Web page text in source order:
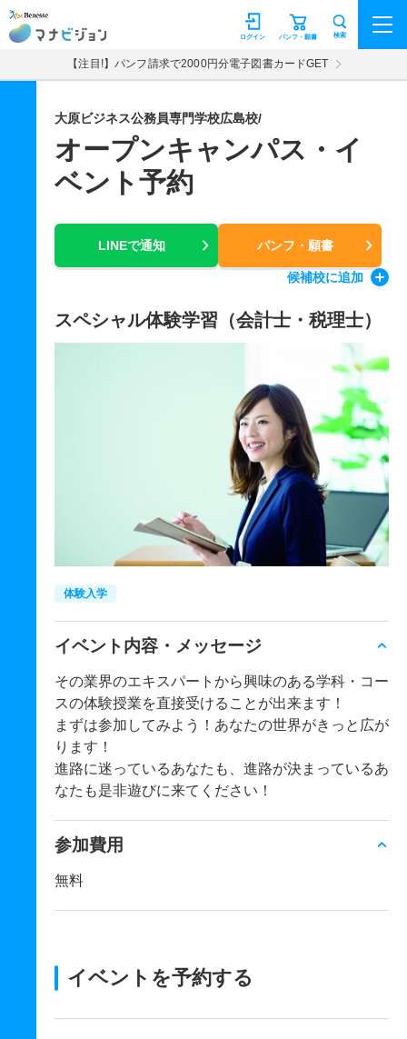
マナビジョン パンフ・願書
ログイン 検索
【注目!】パンフ請求で2000円分電子図書カードGET
大原ビジネス公務員専門学校広島校/
オープンキャンパス・イ
ベント予約
LINEで通知 パンフ・願書
候補校に追加
スペシャル体験学習（会計士・税理士）
体験入学
イベント内容・メッセージ
その業界のエキスパートから興味のある学科・コー
スの体験授業を直接受けることが出来ます！
まずは参加してみよう！あなたの世界がきっと広が
ります！
進路に迷っているあなたも、進路が決まっているあ
なたも是非遊びに来てください！
参加費用
無料
イベントを予約する